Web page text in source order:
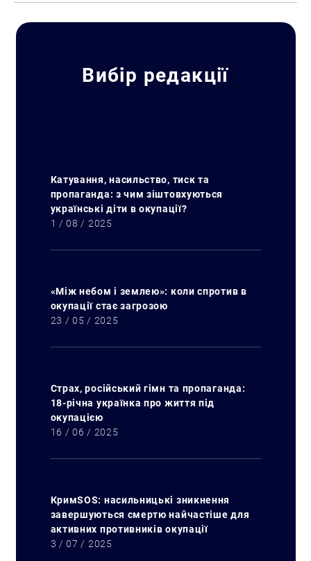
Вибір редакції
Катування, насильство, тиск та
пропаганда: з чим зіштовхуються
українські діти в окупації?
1 / 08 / 2025
«Між небом і землею»: коли спротив в
окупації стає загрозою
23 / 05 / 2025
Страх, російський гімн та пропаганда:
18-річна українка про життя під
окупацією
16 / 06 / 2025
КримSOS: насильницькі зникнення
завершуються смертю найчастіше для
активних противників окупації
3 / 07 / 2025